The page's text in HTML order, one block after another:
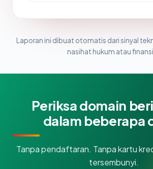
Laporan ini dibuat otomatis dari sinyal
nasihat hukum atau
Periksa domain
dalam beberapa
Tanpa pendaftaran. Tanpa kartu
tersembunyi.